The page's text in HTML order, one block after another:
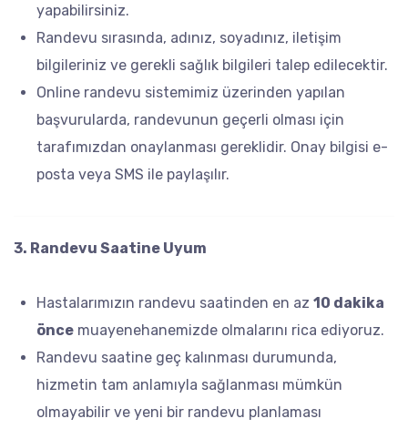
yapabilirsiniz.
Randevu sırasında, adınız, soyadınız, iletişim
bilgileriniz ve gerekli sağlık bilgileri talep edilecektir.
Online randevu sistemimiz üzerinden yapılan
başvurularda, randevunun geçerli olması için
tarafımızdan onaylanması gereklidir. Onay bilgisi e-
posta veya SMS ile paylaşılır.
3. Randevu Saatine Uyum
Hastalarımızın randevu saatinden en az 10 dakika
önce muayenehanemizde olmalarını rica ediyoruz.
Randevu saatine geç kalınması durumunda,
hizmetin tam anlamıyla sağlanması mümkün
olmayabilir ve yeni bir randevu planlaması